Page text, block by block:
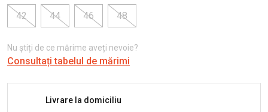
42 44 46 48
Nu știți de ce mărime aveți nevoie?
Consultați tabelul de mărimi
Livrare la domiciliu